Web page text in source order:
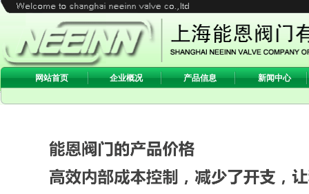
网站首页 企业概况 产品信息 新闻中心